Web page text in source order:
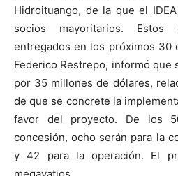
Hidroituango, de la que el
socios mayoritarios.
entregados en los próximos 30
Federico Restrepo, informó que
por 35 millones de dólares,
de que se concrete la
favor del proyecto. De los
concesión, ocho serán para la
y 42 para la operación. El